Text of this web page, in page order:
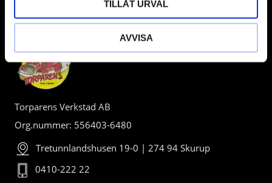
TILLÅT URVAL
AVVISA
Torparens Verkstad AB
Org.nummer: 556403-6480
Tretunnlandshusen 19-0 | 274 94 Skurup
0410-222 22